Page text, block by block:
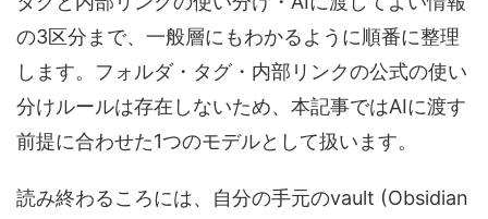
の3区分まで、一般層にもわかるように順番に整理
します。フォルダ・タグ・内部リンクの公式の使い
分けルールは存在しないため、本記事ではAIに渡す
前提に合わせた1つのモデルとして扱います。
読み終わるころには、自分の手元のvault (Obsidian